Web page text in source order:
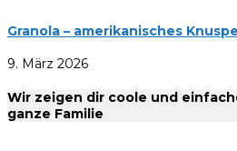
Granola – amerikanisches
9. März 2026
Wir zeigen dir coole und
ganze Familie